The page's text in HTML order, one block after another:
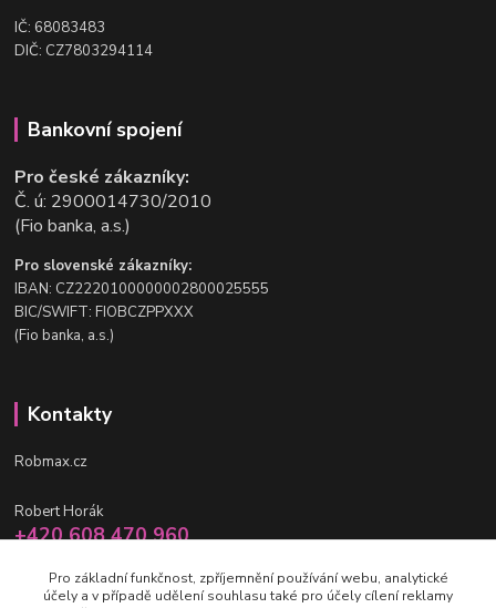
IČ: 68083483
DIČ: CZ7803294114
Bankovní spojení
Pro české zákazníky:
Č. ú: 2900014730/2010
(Fio banka, a.s.)
Pro slovenské zákazníky:
IBAN: CZ2220100000002800025555
BIC/SWIFT: FIOBCZPPXXX
(Fio banka, a.s.)
Kontakty
Robmax.cz
Robert Horák
+420 608 470 960
info@robmax.cz
Pro základní funkčnost, zpříjemnění používání webu, analytické
účely a v případě udělení souhlasu také pro účely cílení reklamy